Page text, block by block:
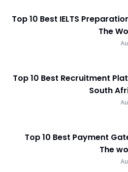
Top 10 Best IELTS
Top 10 Best Recruitment
South
Top 10 Best Payment